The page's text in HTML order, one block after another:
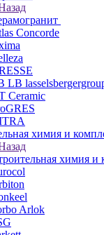
Concorde
LB
Ceramic
химия и
химия
Arlok